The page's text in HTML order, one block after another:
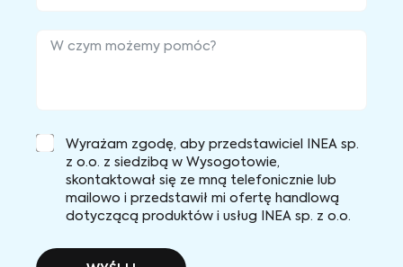
Wyrażam zgodę, aby przedstawiciel INEA sp.
z o.o. z siedzibą w Wysogotowie,
skontaktował się ze mną telefonicznie lub
mailowo i przedstawił mi ofertę handlową
dotyczącą produktów i usług INEA sp. z o.o.